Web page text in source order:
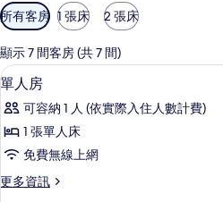
可
用
的
客
房
篩
選
條
所有客房 1 張床 2 張床
顯示 7 間客房 (共 7 間)
顯
示
單
人
的
書
7
單人房
可容納 1 人 (依實際入住人數計費)
1 張單人床
免費無線上網
更多資訊
更